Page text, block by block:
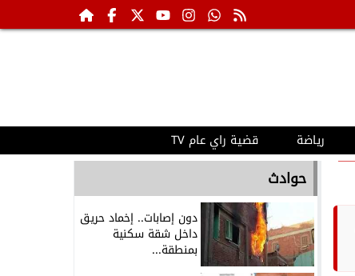
رياضة قضية راي عام TV
حوادث
دون إصابات.. إخماد حريق
داخل شقة سكنية
بمنطقة...